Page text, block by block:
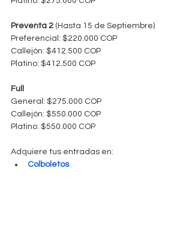
Preventa 2 (Hasta 15 de Septiembre)
Preferencial: $220.000 COP
Callejón: $412.500 COP
Platino: $412.500 COP
Full
General: $275.000 COP
Callejón: $550.000 COP
Platino: $550.000 COP
Adquiere tus entradas en:
Colboletos